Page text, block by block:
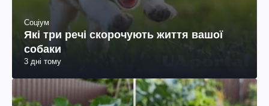
Соціум
Які три речі скорочують життя вашої
собаки
3 дні тому